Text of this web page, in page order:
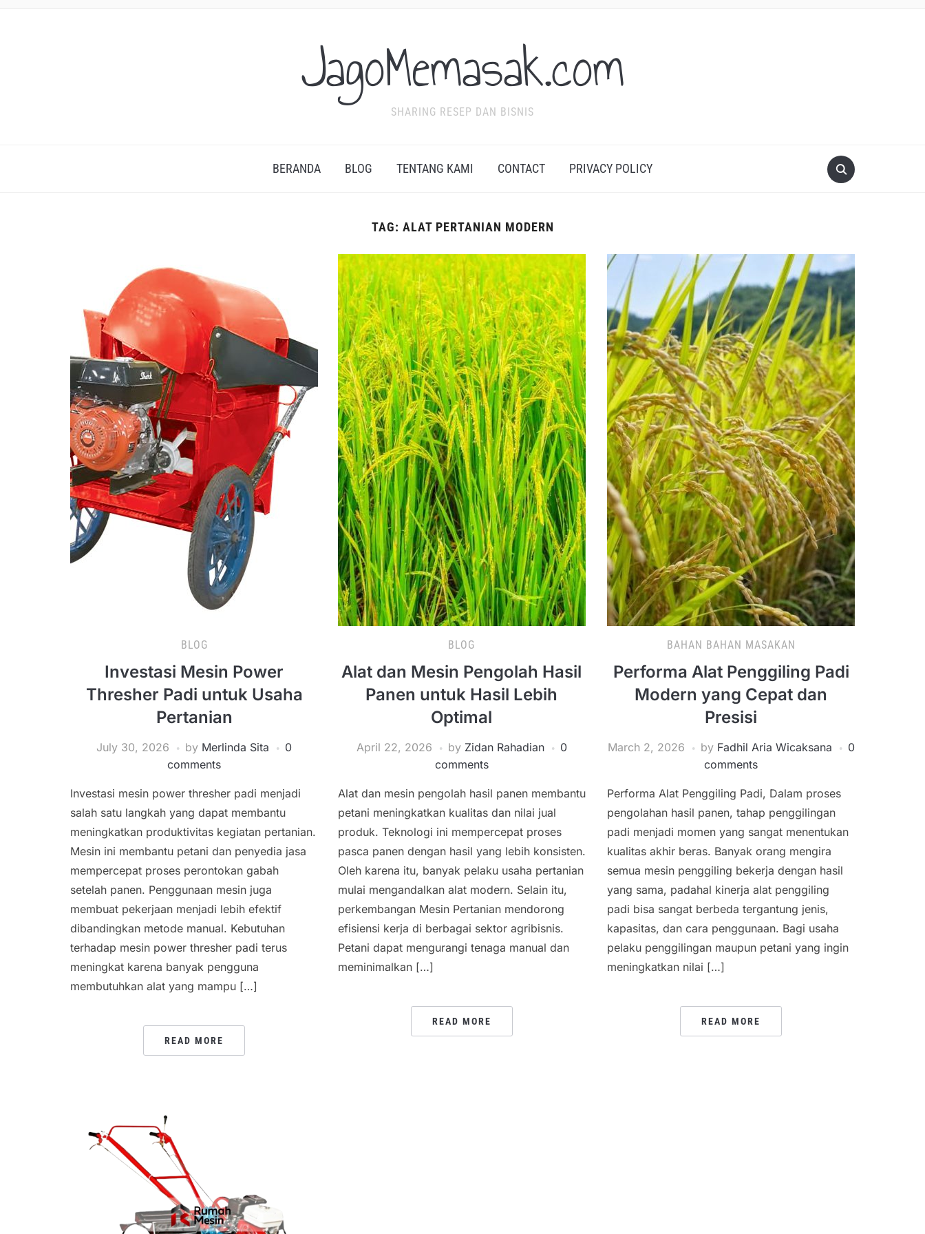
JagoMemasak.com
SHARING RESEP DAN BISNIS
BERANDA BLOG TENTANG KAMI CONTACT PRIVACY POLICY
TAG: ALAT PERTANIAN MODERN
BLOG
Investasi Mesin Power
Thresher Padi untuk Usaha
Pertanian
July 30, 2026 by Merlinda Sita
0
comments
Investasi mesin power thresher padi menjadi
salah satu langkah yang dapat membantu
meningkatkan produktivitas kegiatan pertanian.
Mesin ini membantu petani dan penyedia jasa
mempercepat proses perontokan gabah
setelah panen. Penggunaan mesin juga
membuat pekerjaan menjadi lebih efektif
dibandingkan metode manual. Kebutuhan
terhadap mesin power thresher padi terus
meningkat karena banyak pengguna
membutuhkan alat yang mampu […]
READ MORE
BLOG
Alat dan Mesin Pengolah Hasil
Panen untuk Hasil Lebih
Optimal
April 22, 2026 by Zidan Rahadian
0
comments
Alat dan mesin pengolah hasil panen membantu
petani meningkatkan kualitas dan nilai jual
produk. Teknologi ini mempercepat proses
pasca panen dengan hasil yang lebih konsisten.
Oleh karena itu, banyak pelaku usaha pertanian
mulai mengandalkan alat modern. Selain itu,
perkembangan Mesin Pertanian mendorong
efisiensi kerja di berbagai sektor agribisnis.
Petani dapat mengurangi tenaga manual dan
meminimalkan […]
READ MORE
BAHAN BAHAN MASAKAN
Performa Alat Penggiling Padi
Modern yang Cepat dan
Presisi
March 2, 2026 by Fadhil Aria Wicaksana
0
comments
Performa Alat Penggiling Padi, Dalam proses
pengolahan hasil panen, tahap penggilingan
padi menjadi momen yang sangat menentukan
kualitas akhir beras. Banyak orang mengira
semua mesin penggiling bekerja dengan hasil
yang sama, padahal kinerja alat penggiling
padi bisa sangat berbeda tergantung jenis,
kapasitas, dan cara penggunaan. Bagi usaha
pelaku penggilingan maupun petani yang ingin
meningkatkan nilai […]
READ MORE